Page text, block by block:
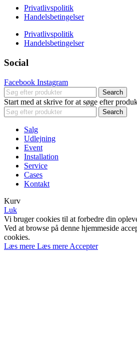
Privatlivspolitik
Handelsbetingelser
Privatlivspolitik
Handelsbetingelser
Social
Facebook Instagram
Search
Start med at skrive for at søge efter
Search
Salg
Udlejning
Event
Installation
Service
Cases
Kontakt
Kurv
Luk
Vi bruger cookies til at forbedre din
Ved at browse på denne hjemmeside
cookies.
Læs mere Læs mere Accepter